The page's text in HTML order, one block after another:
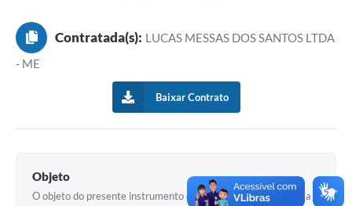
Diário Oficial
Telefones Úteis
Feriados e Datas Comemorativas
Galeria de Fotos
Ouvidoria
Contratada(s): LUCAS MESSAS DOS SANTOS LTDA
- ME
Baixar Contrato
Objeto
O objeto do presente instrumento é a contratação de empresa